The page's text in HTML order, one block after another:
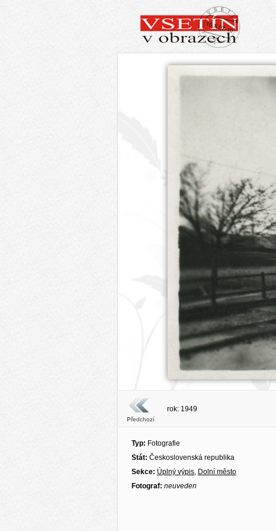
Předchozí
rok: 1949
Typ: Fotografie
Stát: Československá republika
Sekce: Úplný výpis, Dolní město
Fotograf: neuveden